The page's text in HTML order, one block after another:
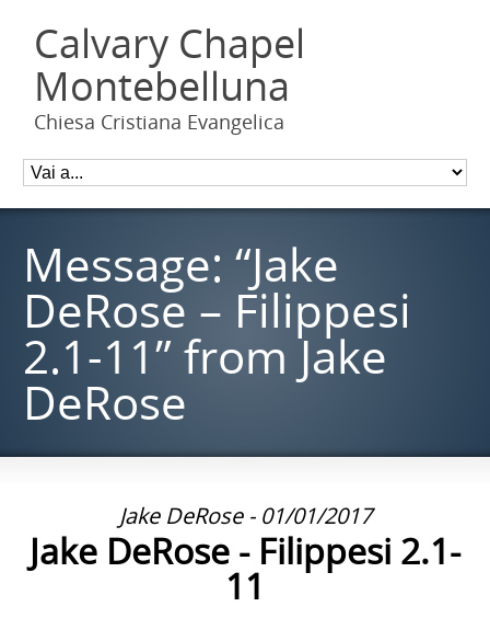
Calvary Chapel
Montebelluna
Chiesa Cristiana Evangelica
Message: “Jake
DeRose – Filippesi
2.1-11” from Jake
DeRose
Jake DeRose - 01/01/2017
Jake DeRose - Filippesi 2.1-
11